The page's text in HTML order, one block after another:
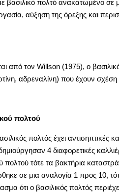
πολτό ανακατωμένο σε
αύξηση της όρεξης και
τον Willson (1975), ο βασιλικός
αδρεναλίνη) που έχουν
πολτού
πολτός έχει αντισηπτικές
4 διαφορετικές
πολτού τότε τα βακτήρια
σε μια αναλογία 1 προς 10,
ότι ο βασιλικός πολτός